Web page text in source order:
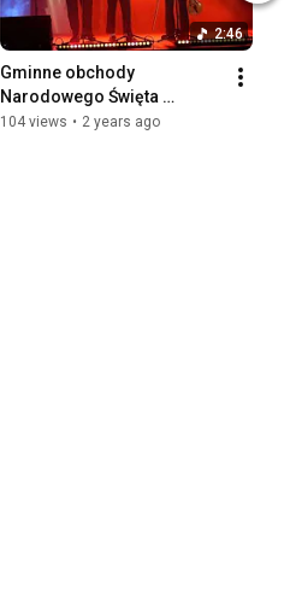
2:46
Gminne obchody
Narodowego Święta
Niepodległości, Siepraw,
104 views • 2 years ago